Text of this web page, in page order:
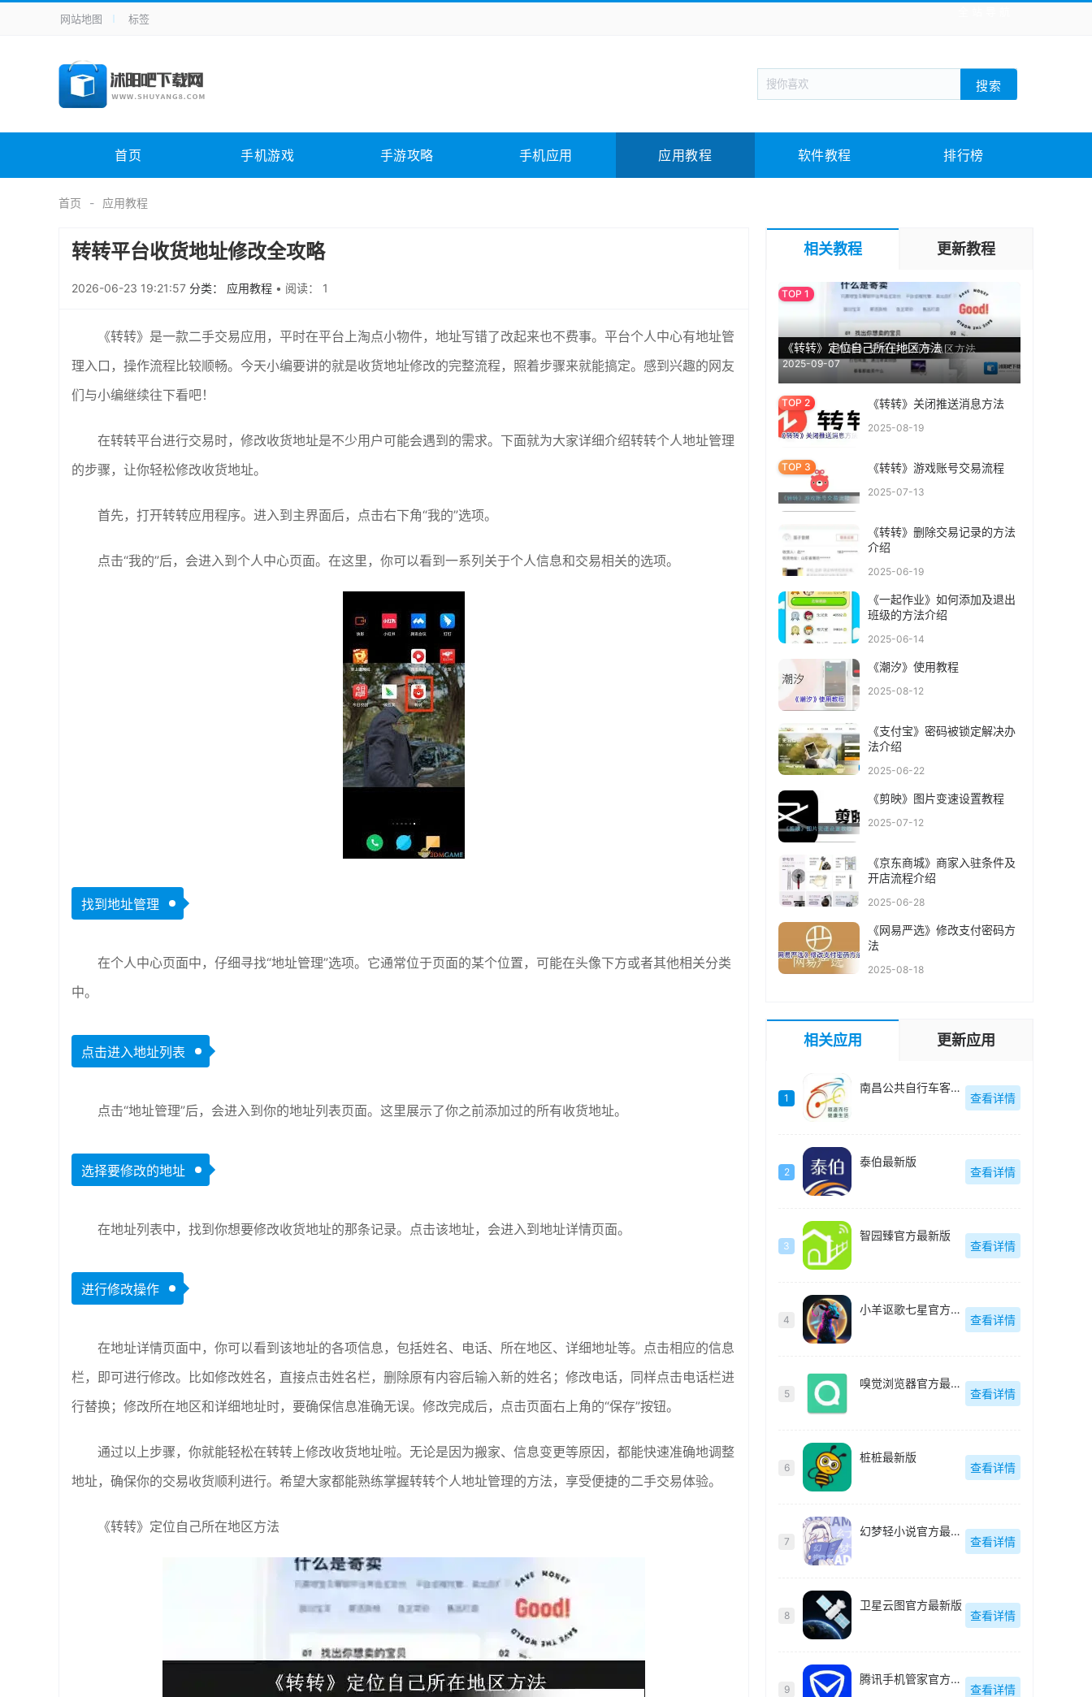
手机应用 新闻阅读 旅游出行 生活实用
手机游戏 H5游戏 回合网游 战棋游戏 枪战射击
电脑软件 其它类别 图形软件 安全相关 应用软件 影音软件 插件下载 教育教学 游戏娱乐 系统软件 素材下载
未分类 综合其它
网站地图 标签
搜索
首页 手机游戏 手游攻略 手机应用 应用教程 软件教程 排行榜
首页 应用教程
转转平台收货地址修改全攻略
2026-06-23 19:21:57 分类： 应用教程 • 阅读： 1
《转转》是一款二手交易应用，平时在平台上淘点小物件，地址写错了改起来也不费事。平台个人中心有地址管
理入口，操作流程比较顺畅。今天小编要讲的就是收货地址修改的完整流程，照着步骤来就能搞定。感到兴趣的网友
们与小编继续往下看吧！
在转转平台进行交易时，修改收货地址是不少用户可能会遇到的需求。下面就为大家详细介绍转转个人地址管理
的步骤，让你轻松修改收货地址。
首先，打开转转应用程序。进入到主界面后，点击右下角“我的”选项。
点击“我的”后，会进入到个人中心页面。在这里，你可以看到一系列关于个人信息和交易相关的选项。
找到地址管理
在个人中心页面中，仔细寻找“地址管理”选项。它通常位于页面的某个位置，可能在头像下方或者其他相关分类
中。
点击进入地址列表
点击“地址管理”后，会进入到你的地址列表页面。这里展示了你之前添加过的所有收货地址。
选择要修改的地址
在地址列表中，找到你想要修改收货地址的那条记录。点击该地址，会进入到地址详情页面。
进行修改操作
在地址详情页面中，你可以看到该地址的各项信息，包括姓名、电话、所在地区、详细地址等。点击相应的信息
栏，即可进行修改。比如修改姓名，直接点击姓名栏，删除原有内容后输入新的姓名；修改电话，同样点击电话栏进
行替换；修改所在地区和详细地址时，要确保信息准确无误。修改完成后，点击页面右上角的“保存”按钮。
通过以上步骤，你就能轻松在转转上修改收货地址啦。无论是因为搬家、信息变更等原因，都能快速准确地调整
地址，确保你的交易收货顺利进行。希望大家都能熟练掌握转转个人地址管理的方法，享受便捷的二手交易体验。
《转转》定位自己所在地区方法
相关教程 更新教程
《转转》定位自己所在地区方法
2025-09-07
《转转》关闭推送消息方法
2025-08-19
《转转》游戏账号交易流程
2025-07-13
《转转》删除交易记录的方法
介绍
2025-06-19
《一起作业》如何添加及退出
班级的方法介绍
2025-06-14
《潮汐》使用教程
2025-08-12
《支付宝》密码被锁定解决办
法介绍
2025-06-22
《剪映》图片变速设置教程
2025-07-12
《京东商城》商家入驻条件及
开店流程介绍
2025-06-28
《网易严选》修改支付密码方
法
2025-08-18
相关应用 更新应用
1
南昌公共自行车客户端(洪城乐骑行)最新版
查看详情
2
泰伯最新版
查看详情
3
智园臻官方最新版
查看详情
4
小羊讴歌七星官方最新版
查看详情
5
嗅觉浏览器官方最新版
查看详情
6
桩桩最新版
查看详情
7
幻梦轻小说官方最新版
查看详情
8
卫星云图官方最新版
查看详情
9
腾讯手机管家官方最新版
查看详情